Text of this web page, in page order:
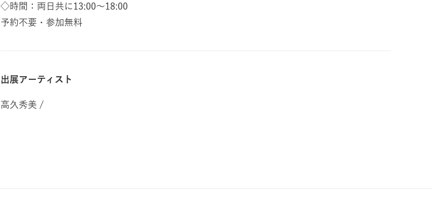
◇時間：両日共に13:00～18:00
予約不要・参加無料
出展アーティスト
高久秀美 /